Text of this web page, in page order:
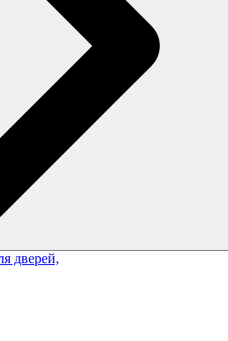
дверей,